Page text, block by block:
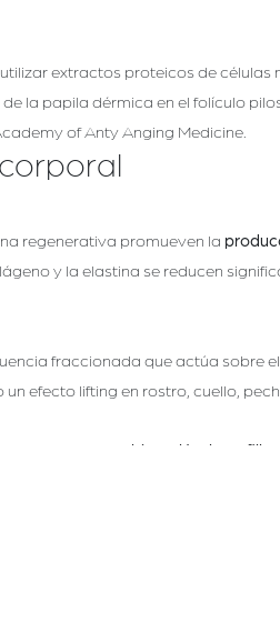
extractos proteicos de
la papila dérmica en el folículo
of Anty Anging Medicine.
regenerativa promueven la
y la elastina se reducen
fraccionada que actúa
efecto lifting en rostro, cuello,
biomoléculas o fillers